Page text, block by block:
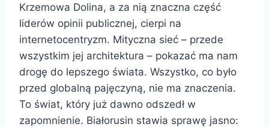
Krzemowa Dolina, a za nią znaczna część
liderów opinii publicznej, cierpi na
internetocentryzm. Mityczna sieć – przede
wszystkim jej architektura – pokazać ma nam
drogę do lepszego świata. Wszystko, co było
przed globalną pajęczyną, nie ma znaczenia.
To świat, który już dawno odszedł w
zapomnienie. Białorusin stawia sprawę jasno: